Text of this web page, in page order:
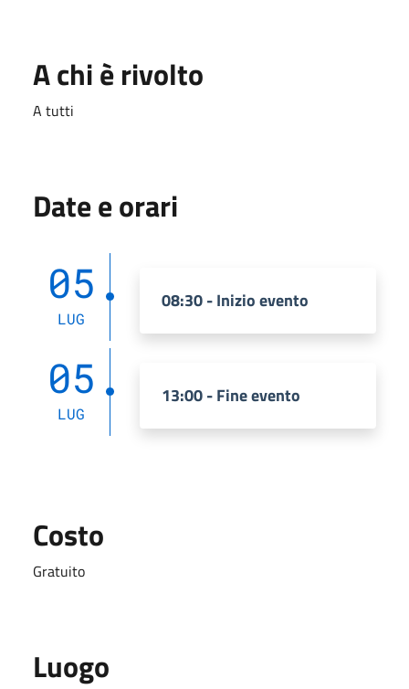
A chi è rivolto
A tutti
Date e orari
05
LUG
08:30 - Inizio evento
05
LUG
13:00 - Fine evento
Costo
Gratuito
Luogo